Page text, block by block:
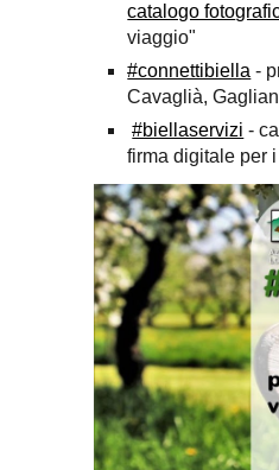
catalogo foto
viaggio"
#connettibiella -
Cavaglià,
#biellaservizi -
firma digitale per